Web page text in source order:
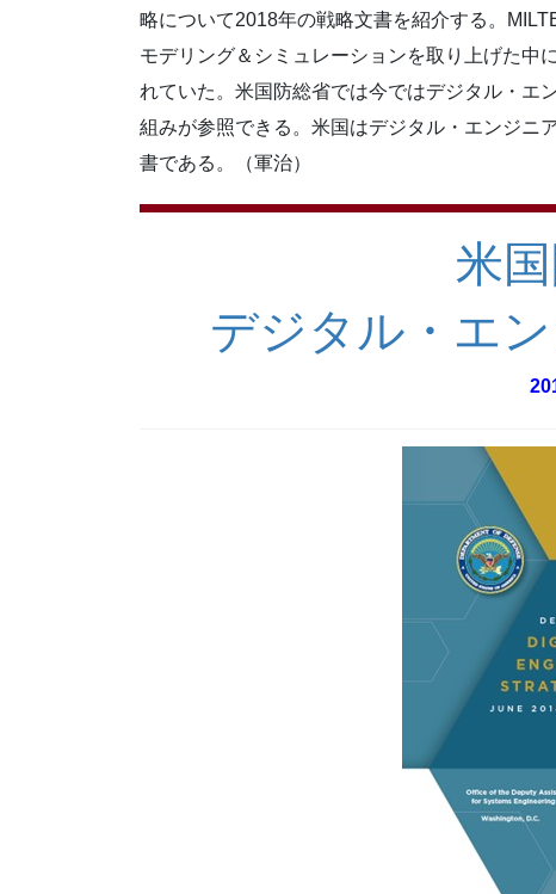
略について2018年の戦略文書を紹介する。
モデリング＆シミュレーションを取り上げた中
れていた。米国防総省では今ではデジタル・エ
組みが参照できる。米国はデジタル・エンジニ
書である。（軍治）
米
デジタル・エ